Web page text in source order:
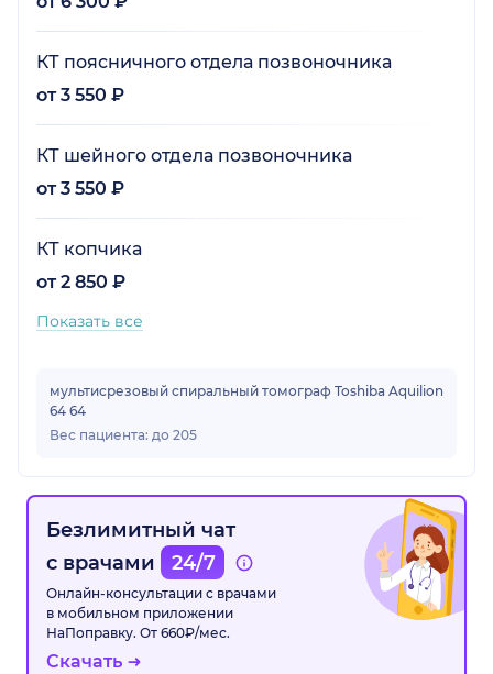
КТ поясничного отдела позвоночника
от 3 550 ₽
КТ шейного отдела позвоночника
от 3 550 ₽
КТ копчика
от 2 850 ₽
Показать все
мультисрезовый спиральный томограф Toshiba Aquilion
64 64
Вес пациента: до 205
Безлимитный чат
с врачами
24/7
Онлайн-консультации с врачами
в мобильном приложении
НаПоправку. От 660₽/мес.
Скачать